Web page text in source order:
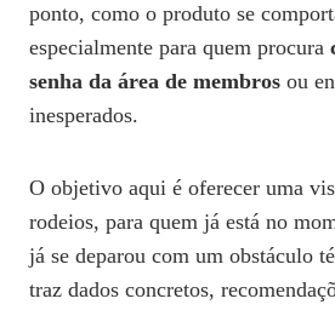
ponto, como o produto se
especialmente para quem procura
senha da área de membros ou
inesperados.
O objetivo aqui é oferecer uma
rodeios, para quem já está no
já se deparou com um obstáculo
traz dados concretos,